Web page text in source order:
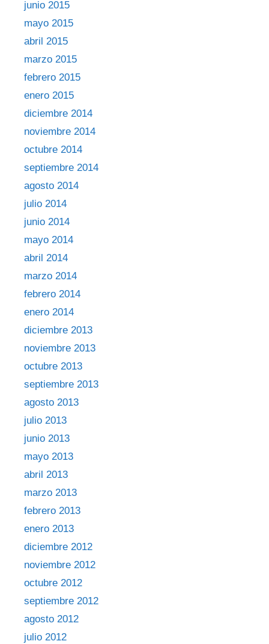
junio 2015
mayo 2015
abril 2015
marzo 2015
febrero 2015
enero 2015
diciembre 2014
noviembre 2014
octubre 2014
septiembre 2014
agosto 2014
julio 2014
junio 2014
mayo 2014
abril 2014
marzo 2014
febrero 2014
enero 2014
diciembre 2013
noviembre 2013
octubre 2013
septiembre 2013
agosto 2013
julio 2013
junio 2013
mayo 2013
abril 2013
marzo 2013
febrero 2013
enero 2013
diciembre 2012
noviembre 2012
octubre 2012
septiembre 2012
agosto 2012
julio 2012